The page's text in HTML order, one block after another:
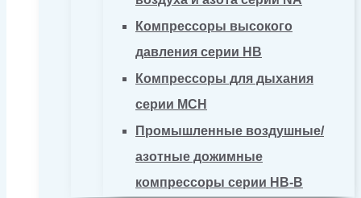
Компрессоры высокого
давления серии HB
Компрессоры для дыхания
серии MCH
Промышленные воздушные/
азотные дожимные
компрессоры серии HB-B